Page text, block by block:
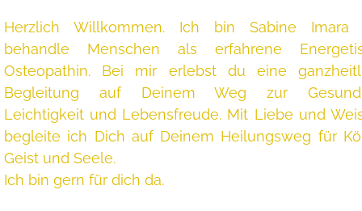
Herzlich Willkommen. Ich bin Sabine Imara
behandle Menschen als erfahrene
Osteopathin. Bei mir erlebst du eine
Begleitung auf Deinem Weg zur
Leichtigkeit und Lebensfreude. Mit Liebe und
begleite ich Dich auf Deinem Heilungsweg für
Geist und Seele.
Ich bin gern für dich da.